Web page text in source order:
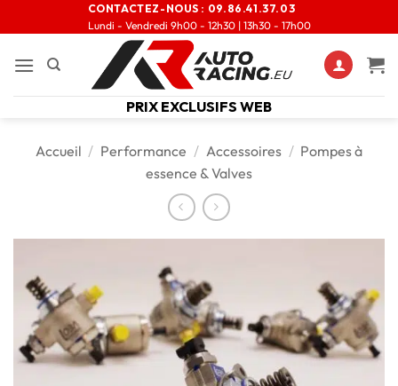
CONTACTEZ-NOUS : 09.86.41.37.03
Lundi - Vendredi 9h00 - 12h30 | 13h30 - 17h00
PRIX EXCLUSIFS WEB
Accueil / Performance / Accessoires / Pompes à
essence & Valves